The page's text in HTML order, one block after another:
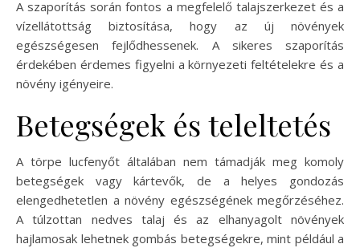
A szaporítás során fontos a megfelelő talajszerkezet és a
vízellátottság biztosítása, hogy az új növények
egészségesen fejlődhessenek. A sikeres szaporítás
érdekében érdemes figyelni a környezeti feltételekre és a
növény igényeire.
Betegségek és teleltetés
A törpe lucfenyőt általában nem támadják meg komoly
betegségek vagy kártevők, de a helyes gondozás
elengedhetetlen a növény egészségének megőrzéséhez.
A túlzottan nedves talaj és az elhanyagolt növények
hajlamosak lehetnek gombás betegségekre, mint például a